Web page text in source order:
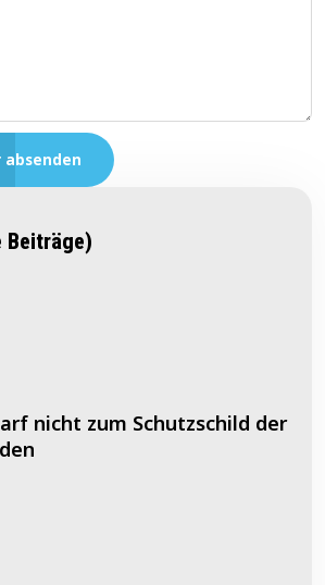
Beiträge)
nicht zum Schutzschild der